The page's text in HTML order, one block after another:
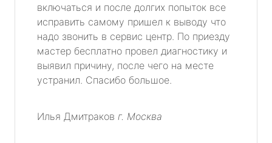
включаться и после долгих попыток все
исправить самому пришел к выводу что
надо звонить в сервис центр. По приезду
мастер бесплатно провел диагностику и
выявил причину, после чего на месте
устранил. Спасибо большое.
Илья Дмитраков г. Москва